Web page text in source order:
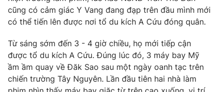
® Cấm sao chép dưới mọi hình thức nếu không có sự chấp
thuận bằng văn bản. Ghi rõ nguồn VTV.vn khi phát hành lại
thông tin từ website này.
cũng có cảm giác Y Vang đang đạp trên đầu mình mới
có thể tiến lên được nơi tổ du kích A Cứu đóng quân.
Từ sáng sớm đến 3 - 4 giờ chiều, họ mới tiếp cận
được tổ du kích A Cứu. Đúng lúc đó, 3 máy bay Mỹ
ầm ầm quay về Đăk Sao sau một ngày oanh tạc trên
chiến trường Tây Nguyên. Lần đầu tiên hai nhà làm